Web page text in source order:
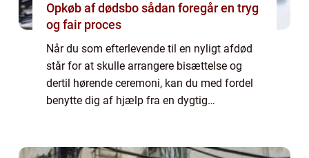
Opkøb af dødsbo sådan foregår en tryg
og fair proces
Når du som efterlevende til en nyligt afdød
står for at skulle arrangere bisættelse og
dertil hørende ceremoni, kan du med fordel
benytte dig af hjælp fra en dygtig
art, s...